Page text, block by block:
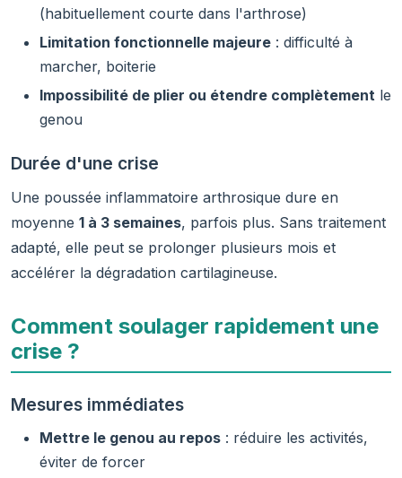
(habituellement courte dans l'arthrose)
Limitation fonctionnelle majeure : difficulté à
marcher, boiterie
Impossibilité de plier ou étendre complètement le
genou
Durée d'une crise
Une poussée inflammatoire arthrosique dure en
moyenne 1 à 3 semaines, parfois plus. Sans traitement
adapté, elle peut se prolonger plusieurs mois et
accélérer la dégradation cartilagineuse.
Comment soulager rapidement une
crise ?
Mesures immédiates
Mettre le genou au repos : réduire les activités,
éviter de forcer